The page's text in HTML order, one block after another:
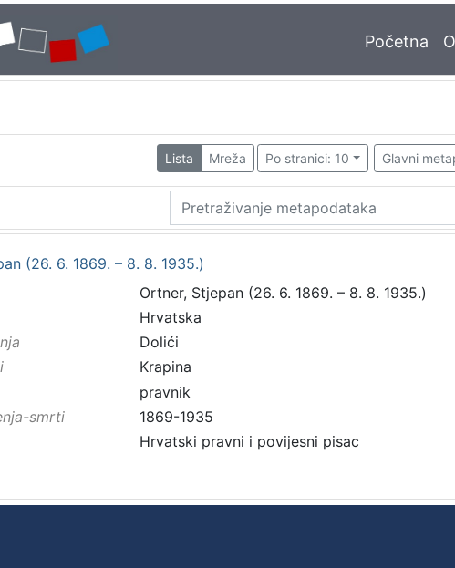
Početna
Lista Mreža Po stranici: 10 Glavni
(26. 6. 1869. – 8. 8. 1935.)
Ortner, Stjepan (26. 6. 1869. – 8. 8. 1935.)
Hrvatska
Dolići
Krapina
pravnik
smrti
1869-1935
Hrvatski pravni i povijesni pisac